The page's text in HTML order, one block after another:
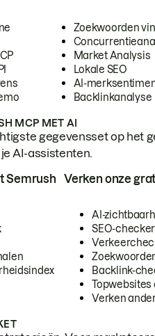
Zoekwoorden
Market Analysis
Lokale SEO
AI-
Backlinkanalyse
MCP MET AI
gegevensset op het
AI-assistenten.
Semrush Verken onze
AI-
SEO-checker
Backlink-
Topwebsites
Verken